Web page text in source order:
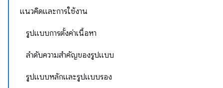
แนวคิดและการใช้งาน
รูปแบบการตั้งค่าเนื้อหา
ลำดับความสำคัญของรูปแบบ
รูปแบบหลักและรูปแบบรอง